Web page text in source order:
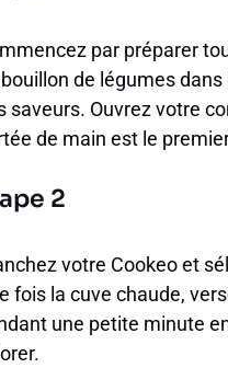
par préparer
de légumes
saveurs. Ouvrez votre
de main est le
2
votre Cookeo et
fois la cuve chaude,
une petite minute